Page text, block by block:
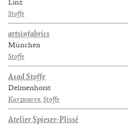
Linz
Stoffe
artsinfabrics
München
Stoffe
Asad Stoffe
Delmenhorst
Kurzwaren,Stoffe
Atelier Spieser-Plissé